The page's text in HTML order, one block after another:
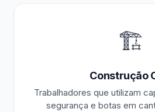
🏗️
Construção
Trabalhadores que utilizam
segurança e botas em